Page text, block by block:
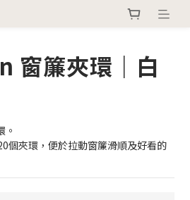
窗簾夾環｜白
。